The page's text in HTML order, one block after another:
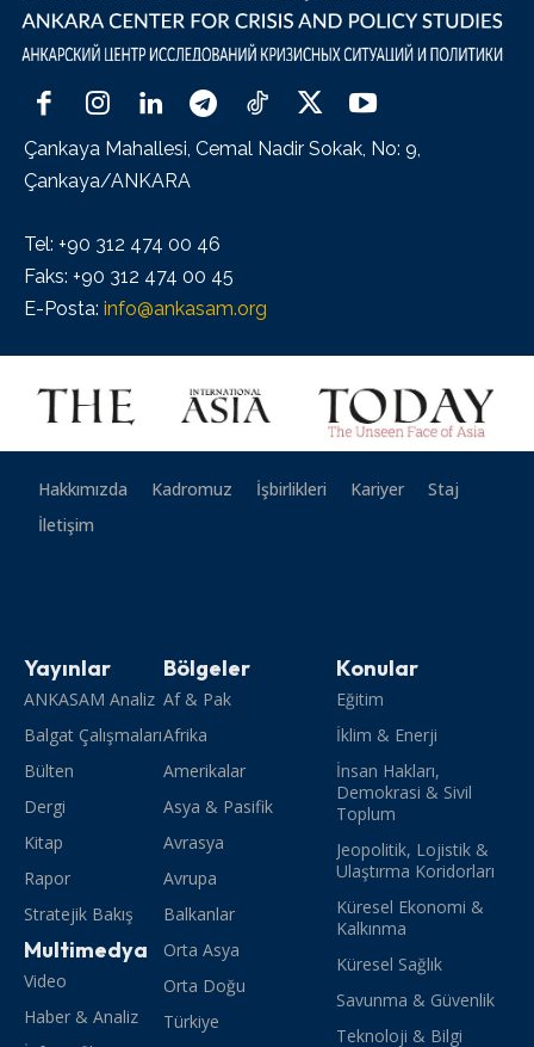
Çankaya Mahallesi, Cemal Nadir Sokak, No: 9,
Çankaya/ANKARA
Tel: +90 312 474 00 46
Faks: +90 312 474 00 45
E-Posta: info@ankasam.org
Hakkımızda Kadromuz İşbirlikleri Kariyer
Staj
İletişim
Yayınlar
ANKASAM Analiz
Balgat Çalışmaları
Bülten
Dergi
Kitap
Rapor
Stratejik Bakış
Multimedya
Video
Haber & Analiz
Bölgeler
Af & Pak
Afrika
Amerikalar
Asya & Pasifik
Avrasya
Avrupa
Balkanlar
Orta Asya
Orta Doğu
Türkiye
Konular
Eğitim
İklim & Enerji
İnsan Hakları,
Demokrasi & Sivil
Toplum
Jeopolitik, Lojistik &
Ulaştırma Koridorları
Küresel Ekonomi &
Kalkınma
Küresel Sağlık
Savunma & Güvenlik
Teknoloji & Bilgi